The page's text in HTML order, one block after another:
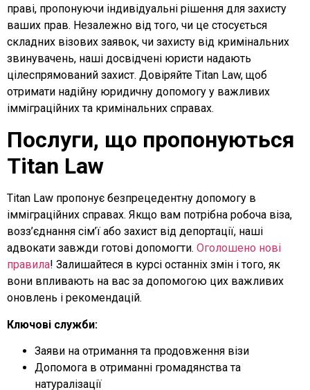
праві, пропонуючи індивідуальні рішення для захисту
ваших прав. Незалежно від того, чи це стосується
складних візових заявок, чи захисту від кримінальних
звинувачень, наші досвідчені юристи надають
цілеспрямований захист. Довіряйте Titan Law, щоб
отримати надійну юридичну допомогу у важливих
імміграційних та кримінальних справах.
Послуги, що пропонуються
Titan Law
Titan Law пропонує безпрецедентну допомогу в
імміграційних справах. Якщо вам потрібна робоча віза,
возз’єднання сім’ї або захист від депортації, наші
адвокати завжди готові допомогти. Оголошено нові
правила! Залишайтеся в курсі останніх змін і того, як
вони впливають на вас за допомогою цих важливих
оновлень і рекомендацій.
Ключові служби:
Заяви на отримання та продовження візи
Допомога в отриманні громадянства та
натуралізації